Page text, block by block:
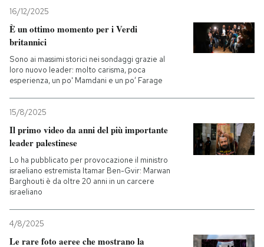
16/12/2025
È un ottimo momento per i Verdi
britannici
Sono ai massimi storici nei sondaggi grazie al
loro nuovo leader: molto carisma, poca
esperienza, un po' Mamdani e un po’ Farage
15/8/2025
Il primo video da anni del più importante
leader palestinese
Lo ha pubblicato per provocazione il ministro
israeliano estremista Itamar Ben-Gvir: Marwan
Barghouti è da oltre 20 anni in un carcere
israeliano
4/8/2025
Le rare foto aeree che mostrano la